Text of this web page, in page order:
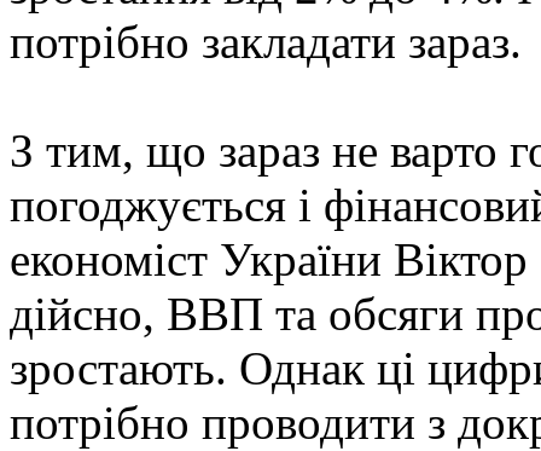
потрібно закладати зараз.
З тим, що зараз не варто
погоджується і
економіст України
дійсно, ВВП та обсяги
зростають. Однак ці
потрібно проводити з